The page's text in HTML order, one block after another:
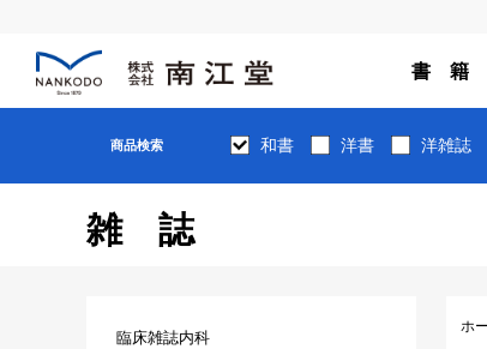
書 籍
商品検索 和書 洋書 洋雑誌
雑誌
ホ
臨床雑誌内科